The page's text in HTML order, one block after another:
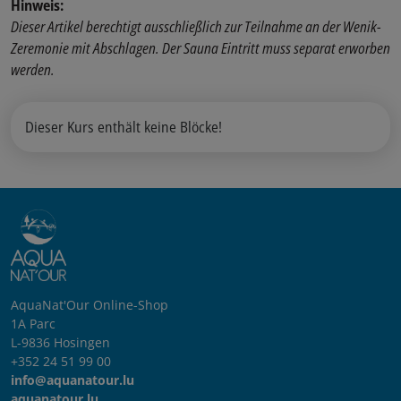
Hinweis:
Dieser Artikel berechtigt ausschließlich zur Teilnahme an der Wenik-
Zeremonie mit Abschlagen. Der Sauna Eintritt muss separat erworben
werden.
Dieser Kurs enthält keine Blöcke!
AquaNat'Our Online-Shop
1A Parc
L-9836 Hosingen
+352 24 51 99 00
info@aquanatour.lu